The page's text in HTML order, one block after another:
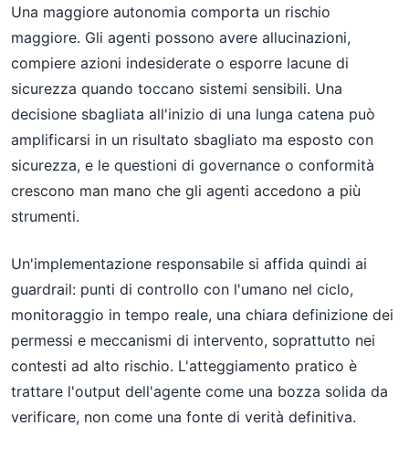
Una maggiore autonomia comporta un rischio
maggiore. Gli agenti possono avere allucinazioni,
compiere azioni indesiderate o esporre lacune di
sicurezza quando toccano sistemi sensibili. Una
decisione sbagliata all'inizio di una lunga catena può
amplificarsi in un risultato sbagliato ma esposto con
sicurezza, e le questioni di governance o conformità
crescono man mano che gli agenti accedono a più
strumenti.
Un'implementazione responsabile si affida quindi ai
guardrail: punti di controllo con l'umano nel ciclo,
monitoraggio in tempo reale, una chiara definizione dei
permessi e meccanismi di intervento, soprattutto nei
contesti ad alto rischio. L'atteggiamento pratico è
trattare l'output dell'agente come una bozza solida da
verificare, non come una fonte di verità definitiva.